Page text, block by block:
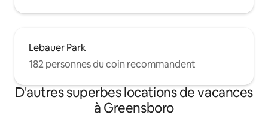
Lebauer Park
182 personnes du coin recommandent
D'autres superbes locations de vacances
à Greensboro